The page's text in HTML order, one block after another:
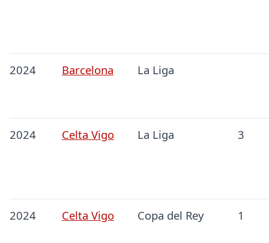
2024 Barcelona La Liga
2024 Celta Vigo La Liga 3
2024 Celta Vigo Copa del Rey 1